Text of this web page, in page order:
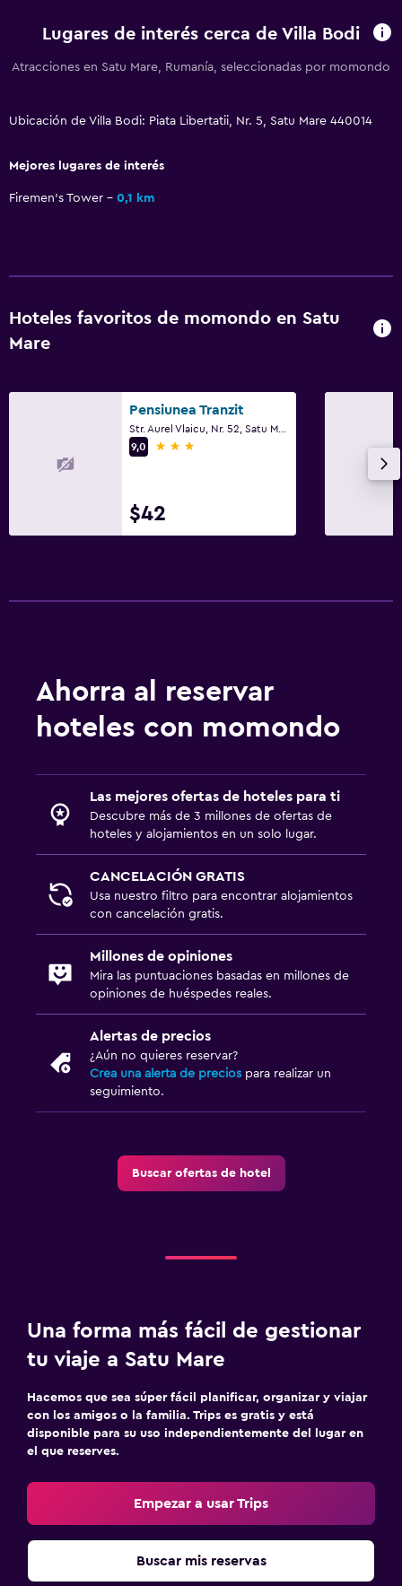
Lugares de interés cerca de Villa Bodi
Atracciones en Satu Mare, Rumanía, seleccionadas por momondo
Ubicación de Villa Bodi: Piata Libertatii, Nr. 5, Satu Mare 440014
Mejores lugares de interés
Firemen's Tower 0,1 km
Hoteles favoritos de momondo en Satu
Mare
Pensiunea Tranzit
9,0
3 estrellas
$42
Ahorra al reservar
hoteles con momondo
Las mejores ofertas de hoteles para ti
Descubre más de 3 millones de ofertas de
hoteles y alojamientos en un solo lugar.
CANCELACIÓN GRATIS
Usa nuestro filtro para encontrar alojamientos
con cancelación gratis.
Millones de opiniones
Mira las puntuaciones basadas en millones de
opiniones de huéspedes reales.
Alertas de precios
¿Aún no quieres reservar?
Crea una alerta de precios para realizar un
seguimiento.
Buscar ofertas de hotel
Una forma más fácil de gestionar
tu viaje a Satu Mare
Hacemos que sea súper fácil planificar, organizar y viajar
con los amigos o la familia. Trips es gratis y está
disponible para su uso independientemente del lugar en
el que reserves.
Empezar a usar Trips
Buscar mis reservas